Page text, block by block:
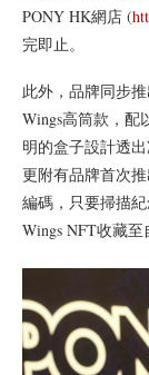
PONY HK網店 (
完即止。
此外，品牌同步
Wings高筒款，配
明的盒子設計透
更附有品牌首次
編碼，只要掃描
Wings NFT收藏至